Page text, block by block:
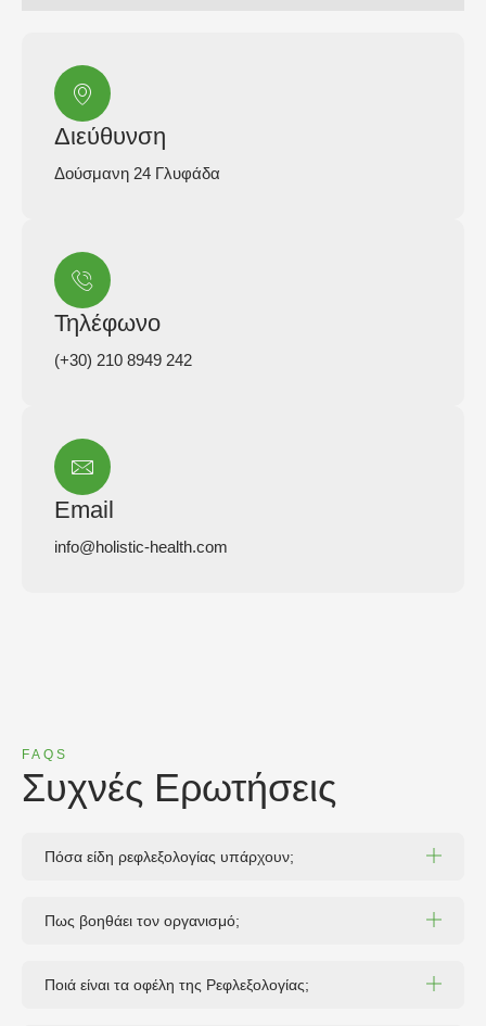
Διεύθυνση
Δούσμανη 24 Γλυφάδα
Τηλέφωνο
(+30) 210 8949 242
Email
info@holistic-health.com
FAQS
Συχνές Ερωτήσεις
Πόσα είδη ρεφλεξολογίας υπάρχουν;
Πως βοηθάει τον οργανισμό;
Ποιά είναι τα οφέλη της Ρεφλεξολογίας;